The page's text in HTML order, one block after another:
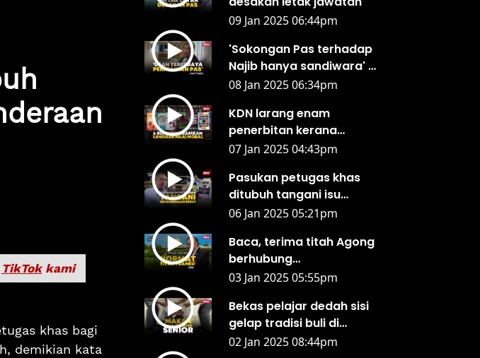
TikTokkami
khas bagi
demikian kata
09 Jan 2025 06:44pm
'Sokongan Pas terhadap
Najib hanya sandiwara' -
Mat Sabu
08 Jan 2025 06:34pm
KDN larang enam
penerbitan kerana
kandungan
07 Jan 2025 04:43pm
Pasukan petugas khas
ditubuh tangani isu
keselamatan kenderaan
06 Jan 2025 05:21pm
Baca, terima titah Agong
berhubung
pengampunan banduan -
03 Jan 2025 05:55pm
Bekas pelajar dedah sisi
gelap tradisi buli di
sekolah ala tentera
02 Jan 2025 08:44pm